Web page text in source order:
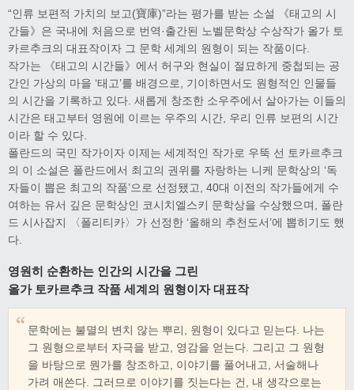
“인류 보편적 가치의 보고(寶庫)”라는 평가를 받는 소설 《태고의 시
간들》은 국내에 처음으로 번역·출간된 노벨문학상 수상작가 올가 토
카르추크의 대표작이자 그 문학 세계의 원형이 되는 작품이다.
작가는 《태고의 시간들》에서 허구와 현실이 절묘하게 중첩되는 공
간인 가상의 마을 ‘태고’를 배경으로, 기이하면서도 원형적인 인물들
의 시간을 기록하고 있다. 새롭게 창조한 소우주에서 살아가는 이들의
시간은 태고부터 영원에 이르는 우주의 시간, 우리 인류 보편의 시간
이라 할 수 있다.
폴란드의 국민 작가이자 이제는 세계적인 작가로 우뚝 선 토카르추크
의 이 소설은 폴란드에서 최고의 권위를 자랑하는 니케 문학상의 ‘독
자들이 뽑은 최고의 작품’으로 선정됐고, 40대 이전의 작가들에게 수
여하는 유서 깊은 문학상인 코시치엘스키 문학상을 수상했으며, 폴란
드 시사잡지 〈폴리티카〉가 선정한 ‘올해의 추천도서’에 뽑히기도 했
다.
영원히 순환하는 인간의 시간을 그린
올가 토카르추크 작품 세계의 원형이자 대표작
문학에는 불멸의 변치 않는 뿌리, 원형이 있다고 믿는다. 나는
그 원형으로부터 자극을 받고, 영감을 얻는다. 그리고 그 원형
을 바탕으로 뭔가를 창조하고, 이야기를 풀어내고, 서술해나
가려 애쓴다. 그러므로 이야기를 짓는다는 건, 내 생각으로는